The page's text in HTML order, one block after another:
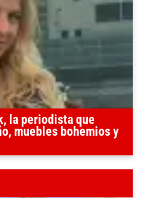
la periodista que
muebles bohemios y